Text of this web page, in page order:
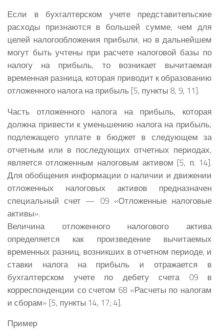
Если в бухгалтерском учете представительские
расходы признаются в большей сумме, чем для
целей налогообложения прибыли, но в дальнейшем
могут быть учтены при расчете налоговой базы по
налогу на прибыль, то возникает вычитаемая
временная разница, которая приводит к образованию
отложенного налога на прибыль [5, пункты 8, 9, 11].
Часть отложенного налога на прибыль, которая
должна привести к уменьшению налога на прибыль,
подлежащего уплате в бюджет в следующем за
отчетным или в последующих отчетных периодах,
является отложенным налоговым активом [5, п. 14].
Для обобщения информации о наличии и движении
отложенных налоговых активов предназначен
специальный счет — 09 «Отложенные налоговые
активы».
Величина отложенного налогового актива
определяется как произведение вычитаемых
временных разниц, возникших в отчетном периоде, и
ставки налога на прибыль и отражается в
бухгалтерском учете по дебету счета 09 в
корреспонденции со счетом 68 «Расчеты по налогам
и сборам» [5, пункты 14, 17; 4].
Пример